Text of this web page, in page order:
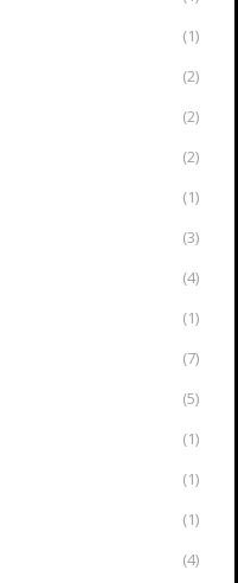
(1)
(2)
(2)
(2)
(1)
(3)
(4)
(1)
(7)
(5)
(1)
(1)
(1)
(4)